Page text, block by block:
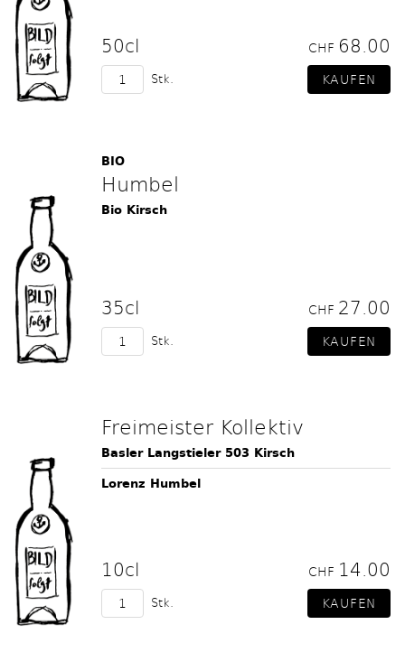
50cl CHF 68.00
Stk.
BIO
Humbel
Bio Kirsch
35cl CHF 27.00
Stk.
Freimeister Kollektiv
Basler Langstieler 503 Kirsch
Lorenz Humbel
10cl CHF 14.00
Stk.